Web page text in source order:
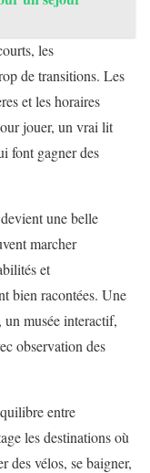
les
de transitions. Les
et les horaires
jouer, un vrai lit
font gagner des
une belle
marcher
et
bien racontées. Une
musée interactif,
observation des
entre
les destinations où
des vélos, se baigner,